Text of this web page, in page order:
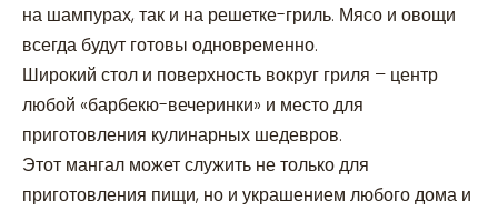
на шампурах, так и на решетке-гриль. Мясо и овощи
всегда будут готовы одновременно.
Широкий стол и поверхность вокруг гриля – центр
любой «барбекю-вечеринки» и место для
приготовления кулинарных шедевров.
Этот мангал может служить не только для
приготовления пищи, но и украшением любого дома и